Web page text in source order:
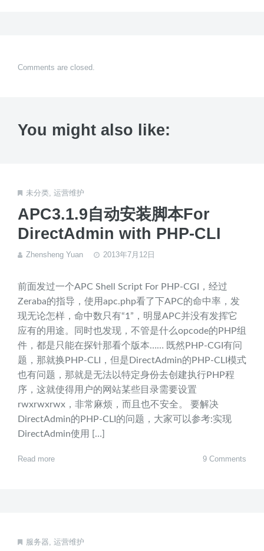
Comments are closed.
You might also like:
未分类 运营维护
APC3.1.9自动安装脚本For
DirectAdmin with PHP-CLI
Zhensheng Yuan 2013年7月12日
前面发过一个APC Shell Script For PHP-CGI，经过
Zeraba的指导，使用apc.php看了下APC的命中率，发
现无论怎样，命中数只有“1”，明显APC并没有发挥它
应有的用途。同时也发现，不管是什么opcode的PHP组
件，都是只能在探针那看个版本…… 既然PHP-CGI有问
题，那就换PHP-CLI，但是DirectAdmin的PHP-CLI模式
也有问题，那就是无法以特定身份去创建执行PHP程
序，这就使得用户的网站某些目录需要设置
rwxrwxrwx，非常麻烦，而且也不安全。 要解决
DirectAdmin的PHP-CLI的问题，大家可以参考:实现
DirectAdmin使用 […]
Read more 9 Comments
服务器 运营维护